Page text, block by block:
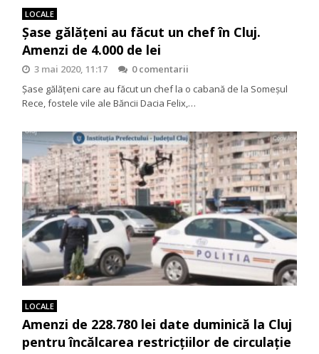
LOCALE
Şase gălăţeni au făcut un chef în Cluj.
Amenzi de 4.000 de lei
3 mai 2020, 11:17
0 comentarii
Şase gălăţeni care au făcut un chef la o cabană de la Someșul
Rece, fostele vile ale Băncii Dacia Felix,…
LOCALE
Amenzi de 228.780 lei date duminică la Cluj
pentru încălcarea restricțiilor de circulație